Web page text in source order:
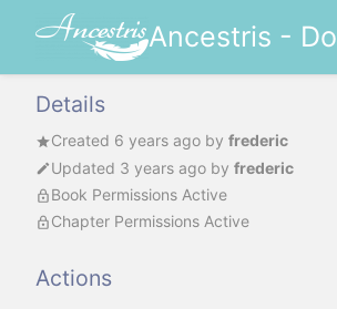
Ancestris -
Details
Created 6 years ago by frederic
Updated 3 years ago by frederic
Book Permissions Active
Chapter Permissions Active
Actions